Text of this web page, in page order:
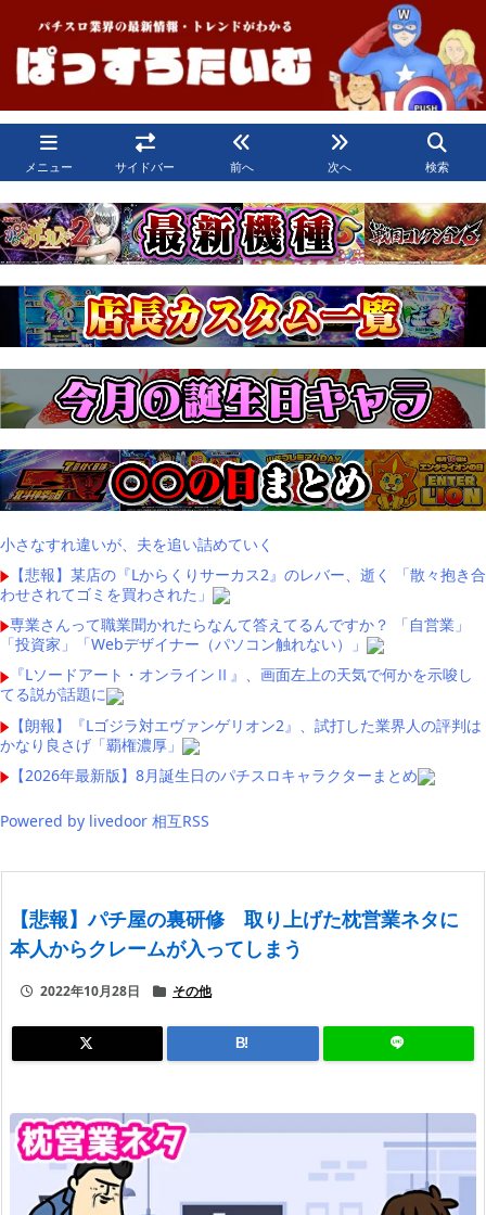
メニュー サイドバー 前へ 次へ 検索
小さなすれ違いが、夫を追い詰めていく
【悲報】某店の『Lからくりサーカス2』のレバー、逝く 「散々抱き合
わせされてゴミを買わされた」
専業さんって職業聞かれたらなんて答えてるんですか？ 「自営業」
「投資家」「Webデザイナー（パソコン触れない）」
『Lソードアート・オンラインⅡ』、画面左上の天気で何かを示唆し
てる説が話題に
【朗報】『Lゴジラ対エヴァンゲリオン2』、試打した業界人の評判は
かなり良さげ「覇権濃厚」
【2026年最新版】8月誕生日のパチスロキャラクターまとめ
Powered by livedoor 相互RSS
【悲報】パチ屋の裏研修 取り上げた枕営業ネタに
本人からクレームが入ってしまう
2022年10月28日 その他
B!